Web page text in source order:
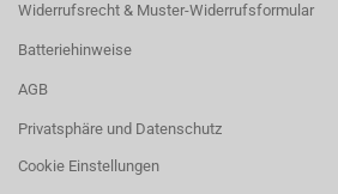
Widerrufsrecht & Muster-Widerrufsformular
Batteriehinweise
AGB
Privatsphäre und Datenschutz
Cookie Einstellungen